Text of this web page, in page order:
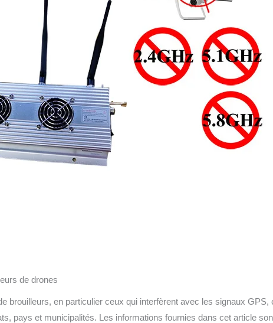
de drones
brouilleurs, en particulier ceux qui interfèrent avec les signaux GPS,
pays et municipalités. Les informations fournies dans cet article